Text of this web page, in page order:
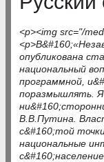
<p><img src="/
опубликована
национальный
программной,
поразмышлять.
В.В.Путина.
с&#160;той
национальные